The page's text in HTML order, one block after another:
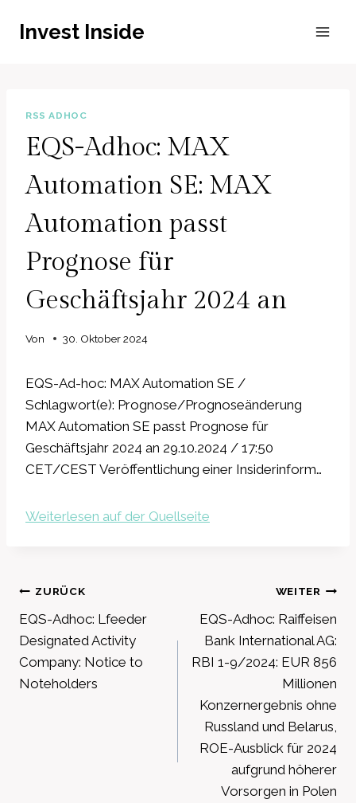
InhaltInvest Inside
RSS ADHOC
EQS-Adhoc: MAX
Automation SE: MAX
Automation passt
Prognose für
Geschäftsjahr 2024 an
Von 30. Oktober 2024
EQS-Ad-hoc: MAX Automation SE /
Schlagwort(e): Prognose/Prognoseänderung
MAX Automation SE passt Prognose für
Geschäftsjahr 2024 an 29.10.2024 / 17:50
CET/CEST Veröffentlichung einer Insiderinform…
Weiterlesen auf der Quellseite
Beitragsnavigation
ZURÜCK
EQS-Adhoc: Lfeeder
Designated Activity
Company: Notice to
Noteholders
WEITER
EQS-Adhoc: Raiffeisen
Bank International AG:
RBI 1-9/2024: EUR 856
Millionen
Konzernergebnis ohne
Russland und Belarus,
ROE-Ausblick für 2024
aufgrund höherer
Vorsorgen in Polen